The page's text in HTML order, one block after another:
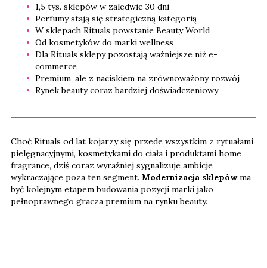
1,5 tys. sklepów w zaledwie 30 dni
Perfumy stają się strategiczną kategorią
W sklepach Rituals powstanie Beauty World
Od kosmetyków do marki wellness
Dla Rituals sklepy pozostają ważniejsze niż e-
commerce
Premium, ale z naciskiem na zrównoważony rozwój
Rynek beauty coraz bardziej doświadczeniowy
Choć Rituals od lat kojarzy się przede wszystkim z rytuałami
pielęgnacyjnymi, kosmetykami do ciała i produktami home
fragrance, dziś coraz wyraźniej sygnalizuje ambicje
wykraczające poza ten segment. Modernizacja sklepówma
być kolejnym etapem budowania pozycji marki jako
pełnoprawnego gracza premium na rynku beauty.